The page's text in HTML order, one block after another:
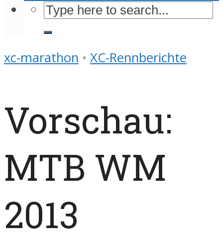
xc-marathon • XC-Rennberichte
Vorschau:
MTB WM
2013